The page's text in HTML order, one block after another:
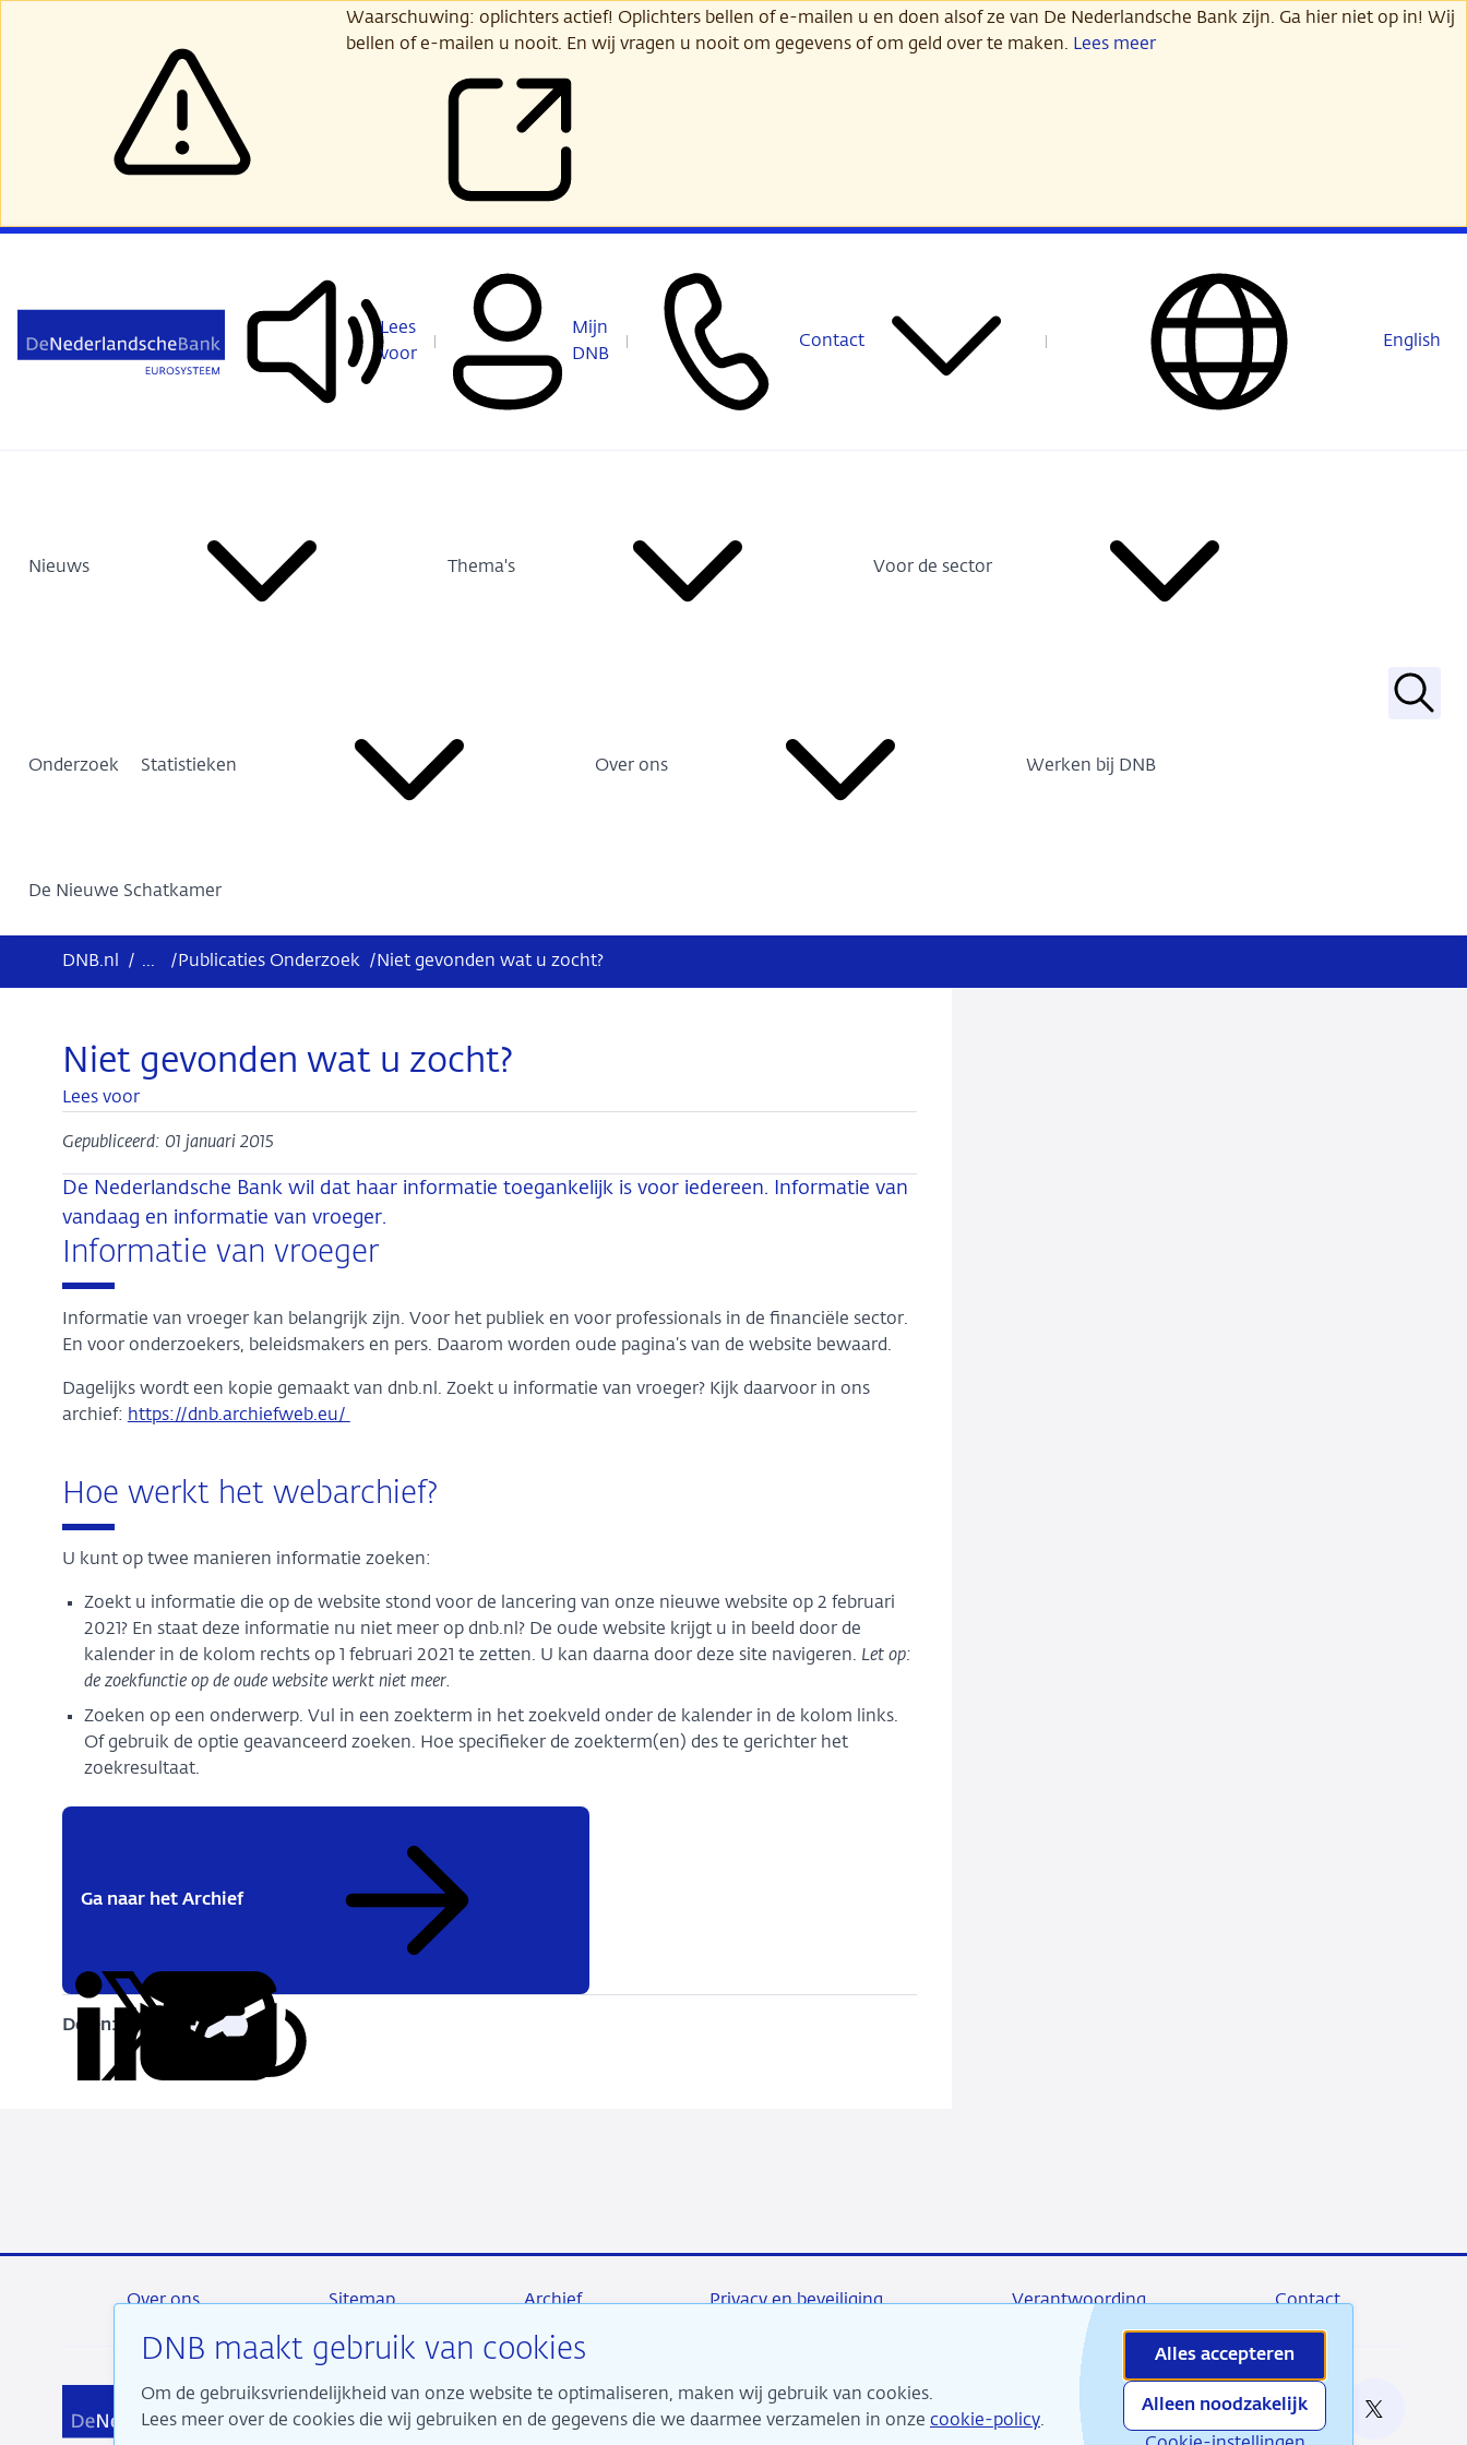
Waarschuwing: oplichters actief! Oplichters bellen of e-mailen u en doen alsof ze van De Nederlandsche Bank zijn. Ga hier niet op in! Wij
bellen of e-mailen u nooit. En wij vragen u nooit om gegevens of om geld over te maken. Lees meer
Lees
voor
Mijn
DNB
Contact English
Nieuws Thema's Voor de sector
Onderzoek Statistieken Over ons Werken bij DNB
De Nieuwe Schatkamer
Zoek
DNB.nl / ... / Publicaties Onderzoek / Niet gevonden wat u zocht?
Niet gevonden wat u zocht?
Lees voor
Gepubliceerd: 01 januari 2015
De Nederlandsche Bank wil dat haar informatie toegankelijk is voor iedereen. Informatie van
vandaag en informatie van vroeger.
Informatie van vroeger
Informatie van vroeger kan belangrijk zijn. Voor het publiek en voor professionals in de financiële sector.
En voor onderzoekers, beleidsmakers en pers. Daarom worden oude pagina’s van de website bewaard.
Dagelijks wordt een kopie gemaakt van dnb.nl. Zoekt u informatie van vroeger? Kijk daarvoor in ons
archief: https://dnb.archiefweb.eu/
Hoe werkt het webarchief?
U kunt op twee manieren informatie zoeken:
Zoekt u informatie die op de website stond voor de lancering van onze nieuwe website op 2 februari
2021? En staat deze informatie nu niet meer op dnb.nl? De oude website krijgt u in beeld door de
kalender in de kolom rechts op 1 februari 2021 te zetten. U kan daarna door deze site navigeren. Let op:
de zoekfunctie op de oude website werkt niet meer.
Zoeken op een onderwerp. Vul in een zoekterm in het zoekveld onder de kalender in de kolom links.
Of gebruik de optie geavanceerd zoeken. Hoe specifieker de zoekterm(en) des te gerichter het
zoekresultaat.
Ga naar het Archief
Delen:
Deel
via
DeelDeelKopieer
DNB maakt gebruik van cookies
Om de gebruiksvriendelijkheid van onze website te optimaliseren, maken wij gebruik van cookies.
Lees meer over de cookies die wij gebruiken en de gegevens die we daarmee verzamelen in onze cookie-policy.
Alles accepteren
Alleen noodzakelijk
Over ons Sitemap Archief Privacy en beveiliging Verantwoording Contact
InstagramLinkedin
X
Wij maken ons sterk voor financiële stabiliteit en dragen daarmee bij
aan duurzame welvaart in Nederland.